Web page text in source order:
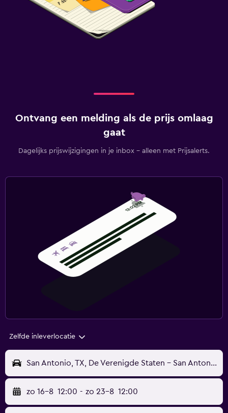
Ontvang een melding als de prijs omlaag
gaat
Dagelijks prijswijzigingen in je inbox - alleen met Prijsalerts.
Zelfde inleverlocatie
San Antonio, TX, De Verenigde Staten - San Antonio Internationaal (SAT)
zo 16-8 12:00 - zo 23-8 12:00